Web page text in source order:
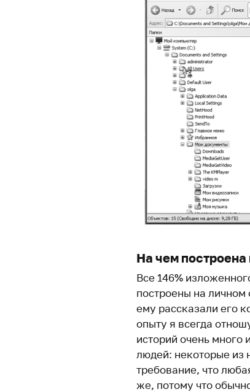
На чем построена
Все 146%
построены на личном
ему рассказали его
опыту я всегда
историй очень много
людей: некоторые из
требование, что
же, потому что